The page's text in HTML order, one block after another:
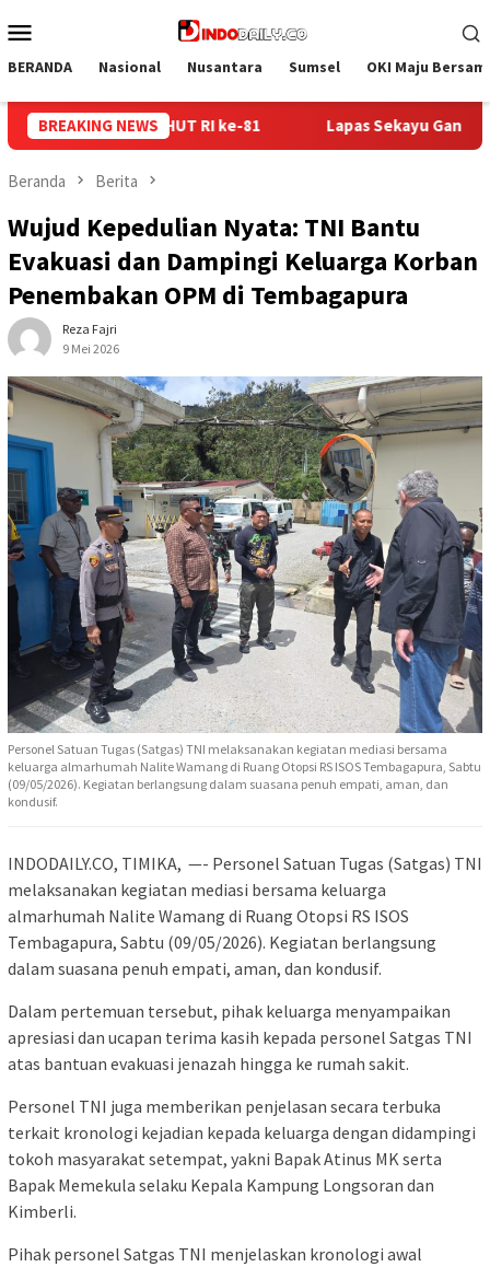
ke
Mobile
BERANDA Nasional Nusantara Sumsel OKI Maju
BREAKING NEWS
Sekayu Gandeng Kwarcab Muba Berikan Materi Dasar
Beranda Berita
Wujud Kepedulian Nyata: TNI Bantu
Evakuasi dan Dampingi Keluarga Korban
Penembakan OPM di Tembagapura
Reza Fajri
9 Mei 2026
Personel Satuan Tugas (Satgas) TNI melaksanakan kegiatan mediasi bersama
keluarga almarhumah Nalite Wamang di Ruang Otopsi RS ISOS Tembagapura, Sabtu
(09/05/2026). Kegiatan berlangsung dalam suasana penuh empati, aman, dan
kondusif.
INDODAILY.CO, TIMIKA, —- Personel Satuan Tugas (Satgas) TNI
melaksanakan kegiatan mediasi bersama keluarga
almarhumah Nalite Wamang di Ruang Otopsi RS ISOS
Tembagapura, Sabtu (09/05/2026). Kegiatan berlangsung
dalam suasana penuh empati, aman, dan kondusif.
Dalam pertemuan tersebut, pihak keluarga menyampaikan
apresiasi dan ucapan terima kasih kepada personel Satgas TNI
atas bantuan evakuasi jenazah hingga ke rumah sakit.
Personel TNI juga memberikan penjelasan secara terbuka
terkait kronologi kejadian kepada keluarga dengan didampingi
tokoh masyarakat setempat, yakni Bapak Atinus MK serta
Bapak Memekula selaku Kepala Kampung Longsoran dan
Kimberli.
Pihak personel Satgas TNI menjelaskan kronologi awal